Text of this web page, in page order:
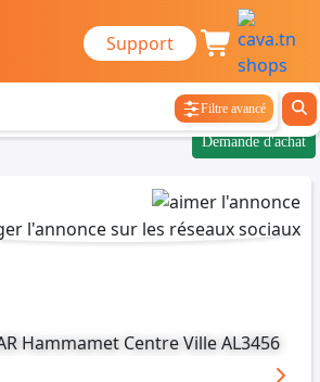
Support
Filtre avancé
Demande d'achat